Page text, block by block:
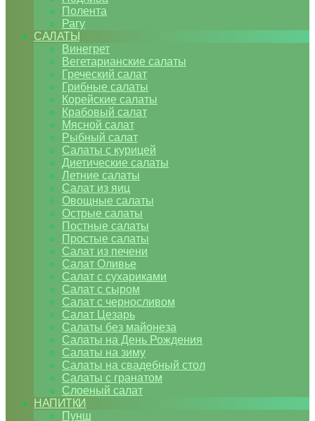
Полента
Рагу
САЛАТЫ
Винегрет
Вегетарианские салаты
Греческий салат
Грибные салаты
Корейские салаты
Крабовый салат
Мясной салат
Рыбный салат
Салаты с курицей
Диетические салаты
Летние салаты
Салат из яиц
Овощные салаты
Острые салаты
Постные салаты
Простые салаты
Салат из печени
Салат Оливье
Салат с сухариками
Салат с сыром
Салат с черносливом
Салат Цезарь
Салаты без майонеза
Салаты на День Рождения
Салаты на зиму
Салаты на свадебный стол
Салаты с гранатом
Слоеный салат
НАПИТКИ
Пунш